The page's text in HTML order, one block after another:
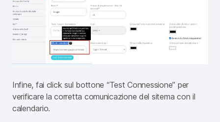
Infine, fai click sul bottone “Test Connessione” per
verificare la corretta comunicazione del sitema con il
calendario.